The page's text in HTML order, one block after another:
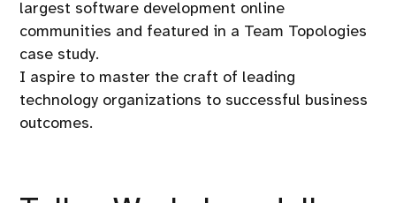
largest software development online
communities and featured in a Team Topologies
case study.
I aspire to master the craft of leading
technology organizations to successful business
outcomes.